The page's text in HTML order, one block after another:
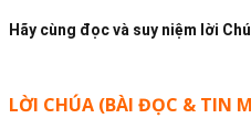
Hãy cùng đọc và suy niệm lời
LỜI CHÚA (BÀI ĐỌC & TIN